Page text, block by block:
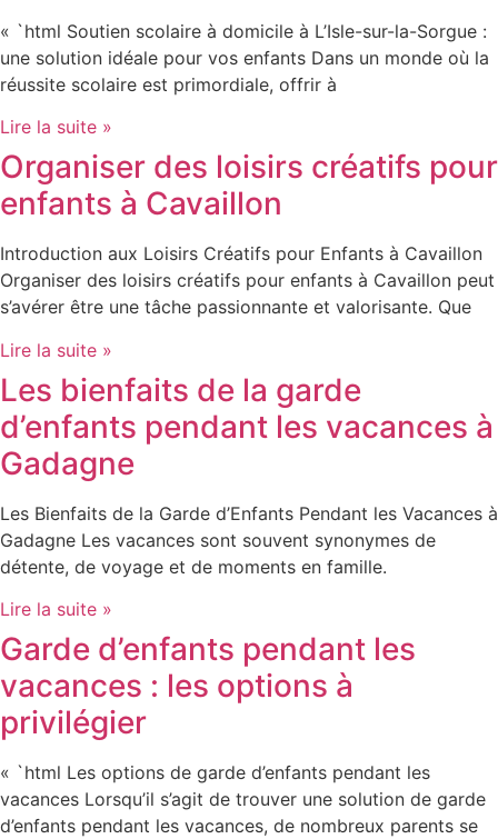
« `html Soutien scolaire à domicile à L’Isle-sur-la-Sorgue :
une solution idéale pour vos enfants Dans un monde où la
réussite scolaire est primordiale, offrir à
Lire la suite »
Organiser des loisirs créatifs pour
enfants à Cavaillon
Introduction aux Loisirs Créatifs pour Enfants à Cavaillon
Organiser des loisirs créatifs pour enfants à Cavaillon peut
s’avérer être une tâche passionnante et valorisante. Que
Lire la suite »
Les bienfaits de la garde
d’enfants pendant les vacances à
Gadagne
Les Bienfaits de la Garde d’Enfants Pendant les Vacances à
Gadagne Les vacances sont souvent synonymes de
détente, de voyage et de moments en famille.
Lire la suite »
Garde d’enfants pendant les
vacances : les options à
privilégier
« `html Les options de garde d’enfants pendant les
vacances Lorsqu’il s’agit de trouver une solution de garde
d’enfants pendant les vacances, de nombreux parents se